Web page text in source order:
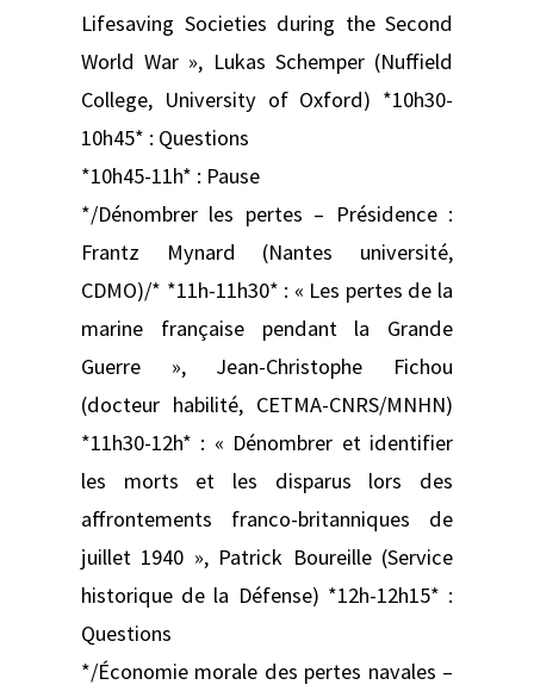
Lifesaving Societies during the Second
World War », Lukas Schemper (Nuffield
College, University of Oxford) *10h30-
10h45* : Questions
*10h45-11h* : Pause
*/Dénombrer les pertes – Présidence :
Frantz Mynard (Nantes université,
CDMO)/* *11h-11h30* : « Les pertes de la
marine française pendant la Grande
Guerre », Jean-Christophe Fichou
(docteur habilité, CETMA-CNRS/MNHN)
*11h30-12h* : « Dénombrer et identifier
les morts et les disparus lors des
affrontements franco-britanniques de
juillet 1940 », Patrick Boureille (Service
historique de la Défense) *12h-12h15* :
Questions
*/Économie morale des pertes navales –